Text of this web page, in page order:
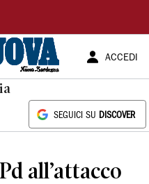
ACCEDI
SEGUICI SU DISCOVER
all’attacco